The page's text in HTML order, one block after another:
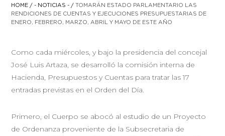
HOME /- NOTICIAS - /TOMARÁN ESTADO PARLAMENTARIO LAS
RENDICIONES DE CUENTAS Y EJECUCIONES PRESUPUESTARIAS DE
ENERO, FEBRERO, MARZO, ABRIL Y MAYO DE ESTE AÑO
Como cada miércoles, y bajo la presidencia del concejal
José Luis Artaza, se desarrolló la comisión interna de
Hacienda, Presupuestos y Cuentas para tratar las 17
entradas previstas en el Orden del Día.
Primero, el Cuerpo se abocó al estudio de un Proyecto
de Ordenanza proveniente de la Subsecretaria de